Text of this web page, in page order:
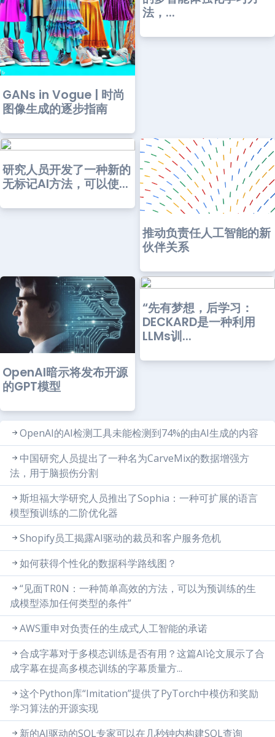
GANs in Vogue | 时尚
图像生成的逐步指南
法，...
研究人员开发了一种新的
无标记AI方法，可以使...
推动负责任人工智能的新
伙伴关系
OpenAI暗示将发布开源
的GPT模型
“先有梦想，后学习：
DECKARD是一种利用
LLMs训...
OpenAI的AI检测工具未能检测到74%的由AI生成的内容
中国研究人员提出了一种名为CarveMix的数据增强方
法，用于脑损伤分割
斯坦福大学研究人员推出了Sophia：一种可扩展的语言
模型预训练的二阶优化器
Shopify员工揭露AI驱动的裁员和客户服务危机
如何获得个性化的数据科学路线图？
“见面TR0N：一种简单高效的方法，可以为预训练的生
成模型添加任何类型的条件”
AWS重申对负责任的生成式人工智能的承诺
合成字幕对于多模态训练是否有用？这篇AI论文展示了合
成字幕在提高多模态训练的字幕质量方...
这个Python库“Imitation”提供了PyTorch中模仿和奖励
学习算法的开源实现
新的AI驱动的SQL专家可以在几秒钟内构建SQL查询